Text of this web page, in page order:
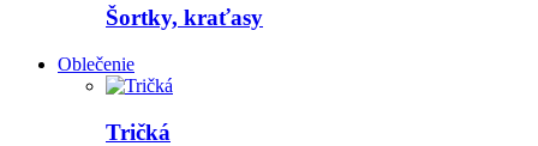
Šortky, kraťasy
Oblečenie
Tričká